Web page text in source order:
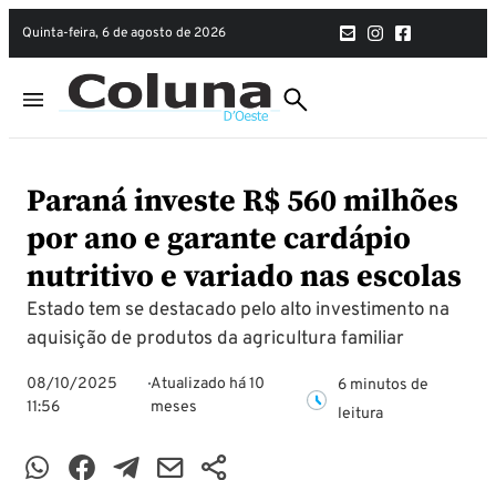
quinta-feira, 6 de agosto de 2026
Paraná investe R$ 560 milhões
por ano e garante cardápio
nutritivo e variado nas escolas
Estado tem se destacado pelo alto investimento na
aquisição de produtos da agricultura familiar
08/10/2025
11:56
Atualizado há 10
meses
6 minutos de
leitura